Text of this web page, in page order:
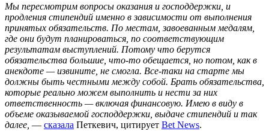
Мы пересмотрим вопросы оказания и господдержки, и
продления стипендий именно в зависимости от выполнения
принятых обязательств. По местам, завоеванным медалям,
где они будут планироваться, по соответствующим
результатам выступлений. Потому что берутся
обязательства большие, что-то обещается, но потом, как в
анекдоте — извините, не смогла. Все-таки на старте мы
должны быть честными между собой. Брать обязательства,
которые реально можем выполнить и нести за них
ответственность — включая финансовую. Имею в виду в
объеме оказываемой господдержки, выдаче стипендий и так
далее, — сказала Петкевич, цитирует Bet News.